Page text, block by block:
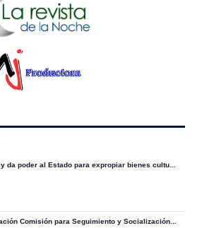
da poder al Estado para expropiar bienes cultu...
Comisión para Seguimiento y Socialización...